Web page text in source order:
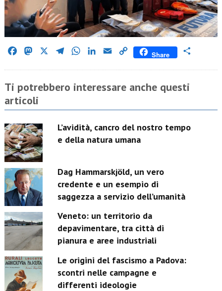
FacebookMastodon TelegramWhatsAppLinkedIn
Email Copy
Share
Ti potrebbero interessare anche questi
articoli
L’avidità, cancro del nostro tempo
e della natura umana
Dag Hammarskjöld, un vero
credente e un esempio di
saggezza a servizio dell’umanità
Veneto: un territorio da
depavimentare, tra città di
pianura e aree industriali
Le origini del fascismo a Padova:
scontri nelle campagne e
differenti ideologie